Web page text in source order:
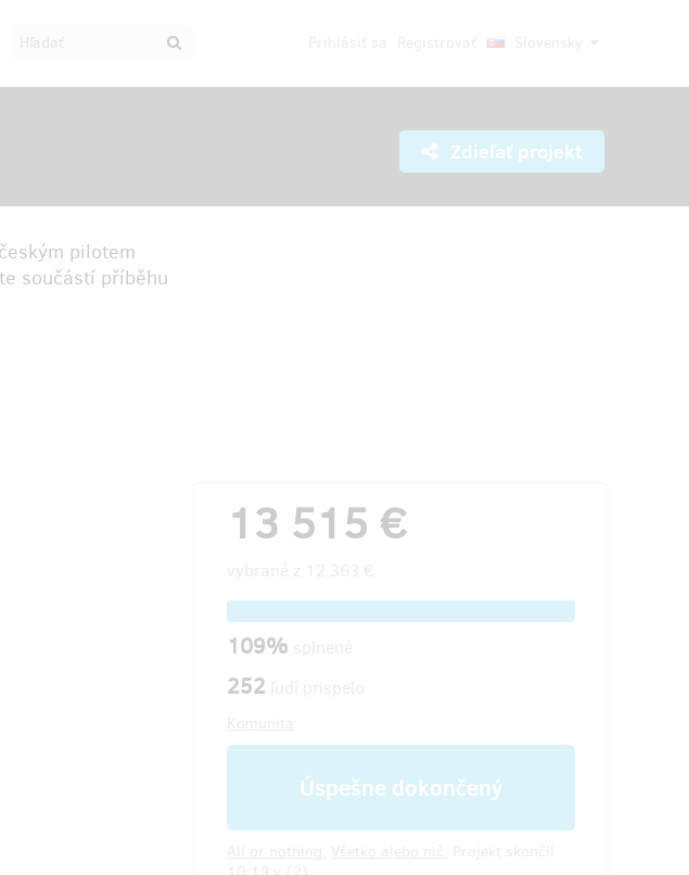
Zdieľať projekt
pilotem
součástí příběhu
13 515 €
109%
252
Úspešne dokončený